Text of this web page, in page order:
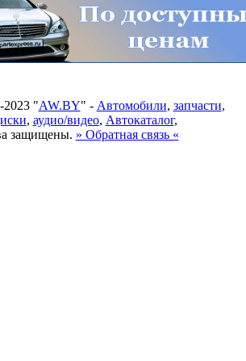
2023 "AW.BY" - Автомобили, запчасти,
, аудио/видео, Автокаталог,
защищены. » Обратная связь «